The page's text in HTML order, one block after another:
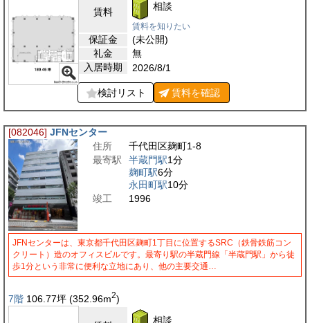
賃料 相談
賃料を知りたい
保証金
(未公開)
礼金
無
入居時期
2026/8/1
検討リスト 賃料を確認
[082046] JFNセンター
住所
千代田区麹町1-8
最寄駅
半蔵門駅1分
麹町駅6分
永田町駅10分
竣工
1996
JFNセンターは、東京都千代田区麹町1丁目に位置するSRC（鉄骨鉄筋コン
クリート）造のオフィスビルです。最寄り駅の半蔵門線「半蔵門駅」から徒
歩1分という非常に便利な立地にあり、他の主要交通…
7階 106.77坪 (352.96m2)
相談